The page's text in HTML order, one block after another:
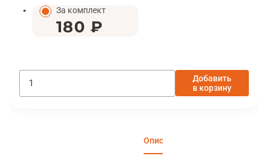
За комплект
180 ₽
Добавить
в корзину
Описание